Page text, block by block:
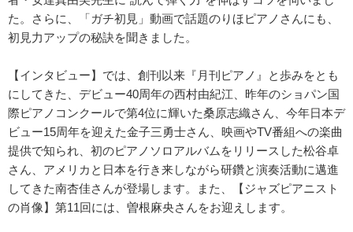
た。さらに、「ガチ初見」動画で話題のりほピアノさんにも、
初見力アップの秘訣を聞きました。
【インタビュー】では、創刊以来『月刊ピアノ』と歩みをとも
にしてきた、デビュー40周年の西村由紀江、昨年のショパン国
際ピアノコンクールで第4位に輝いた桑原志織さん、今年日本デ
ビュー15周年を迎えた金子三勇士さん、映画やTV番組への楽曲
提供で知られ、初のピアノソロアルバムをリリースした松谷卓
さん、アメリカと日本を行き来しながら研鑽と演奏活動に邁進
してきた南杏佳さんが登場します。また、【ジャズピアニスト
の肖像】第11回には、曽根麻央さんをお迎えします。